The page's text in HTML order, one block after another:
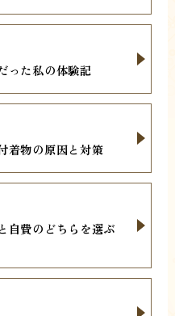
った私の体験記
着物の原因と対策
自費のどちらを選ぶ